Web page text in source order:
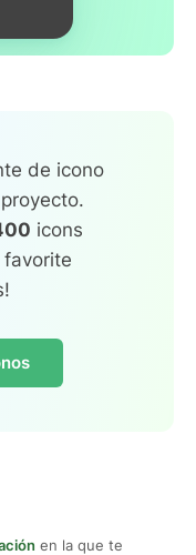
de icono
icons
en la que te